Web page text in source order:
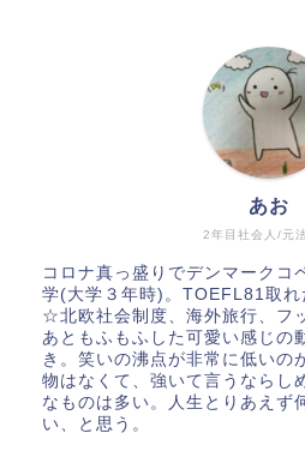
2年目社会人/元
あお
コロナ真っ盛りでデンマークコ
学(大学３年時)。TOEFL81取れ
☆北欧社会制度、海外旅行、フ
あともふもふした可愛い感じの
き。笑いの沸点が非常に低いの
物はなくて、強いて言うならし
なものは多い。人生とりあえず
い、と思う。